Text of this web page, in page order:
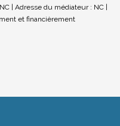
| Adresse du médiateur : NC |
et financièrement